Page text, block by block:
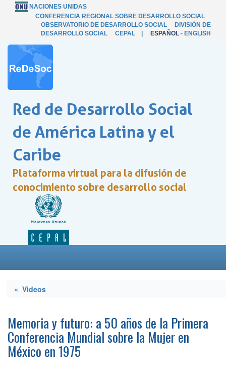
NACIONES UNIDAS
CONFERENCIA REGIONAL SOBRE DESARROLLO SOCIAL
OBSERVATORIO DE DESARROLLO SOCIAL
DIVISIÓN DE
DESARROLLO SOCIAL
CEPAL ESPAÑOL - ENGLISH
Red de Desarrollo Social
de América Latina y el
Caribe
Plataforma virtual para la difusión de
conocimiento sobre desarrollo social
« Videos
Memoria y futuro: a 50 años de la Primera
Conferencia Mundial sobre la Mujer en
México en 1975